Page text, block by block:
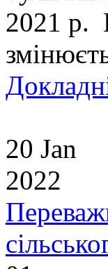
2021 р.
20 Jan
2022